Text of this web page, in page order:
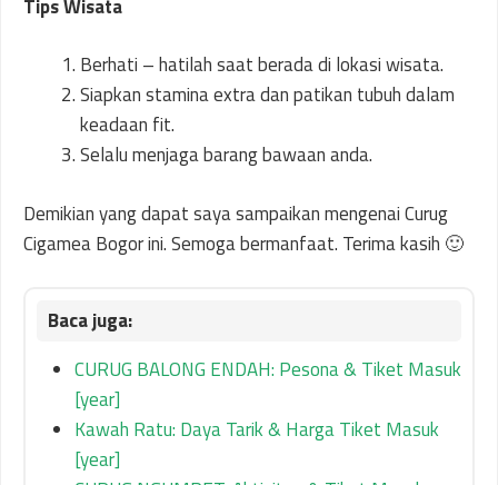
Tips Wisata
Berhati – hatilah saat berada di lokasi wisata.
Siapkan stamina extra dan patikan tubuh dalam
keadaan fit.
Selalu menjaga barang bawaan anda.
Demikian yang dapat saya sampaikan mengenai Curug
Cigamea Bogor ini. Semoga bermanfaat. Terima kasih 🙂
CURUG BALONG ENDAH: Pesona & Tiket Masuk
[year]
Kawah Ratu: Daya Tarik & Harga Tiket Masuk
[year]